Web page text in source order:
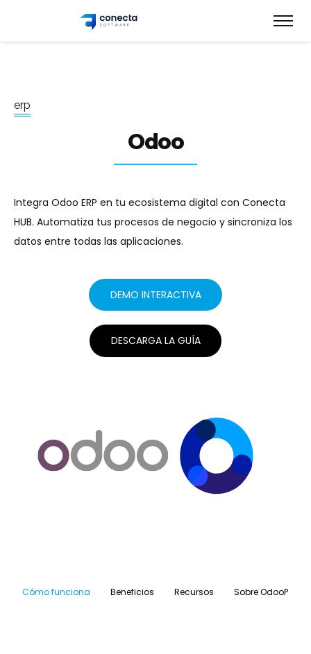
erp
Odoo
Integra Odoo ERP en tu ecosistema digital con Conecta
HUB. Automatiza tus procesos de negocio y sincroniza los
datos entre todas las aplicaciones.
DEMO INTERACTIVA
DESCARGA LA GUÍA
Cómo funciona Beneficios Recursos Sobre OdooP